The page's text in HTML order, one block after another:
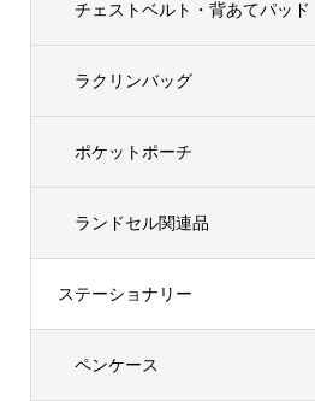
チェストベルト・背あてパッド
ラクリンバッグ
ポケットポーチ
ランドセル関連品
ステーショナリー
ペンケース